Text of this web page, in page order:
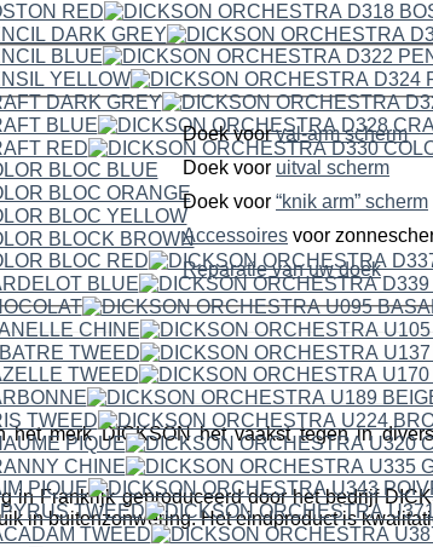
Doek voor
val-arm scherm
Doek voor
uitval scherm
Doek voor
“knik arm” scherm
Accessoires voor
Reparatie van uw doek
het merk DICKSON het vaakst tegen in
in Frankrijk geproduceerd door het bedrijf
in buitenzonwering. Het eindproduct is